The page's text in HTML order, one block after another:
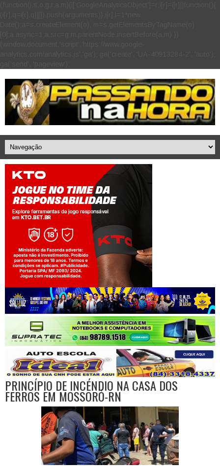
Jogue com responsabilidade. 18+
PRINCÍPIO DE INCÉNDIO NA CASA DOS
FERROS EM MOSSORÓ-RN